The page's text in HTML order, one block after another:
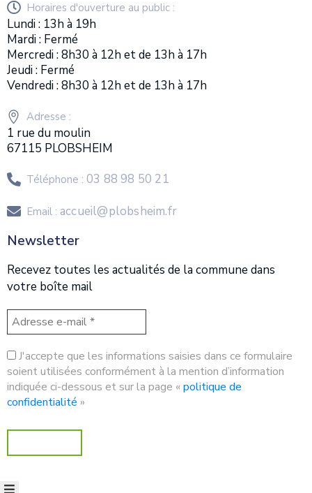
Horaires d'ouverture au public :
Lundi : 13h à 19h
Mardi : Fermé
Mercredi : 8h30 à 12h et de 13h à 17h
Jeudi : Fermé
Vendredi : 8h30 à 12h et de 13h à 17h
Adresse :
1 rue du moulin
67115 PLOBSHEIM
Téléphone : 03 88 98 50 21
Email : accueil@plobsheim.fr
Newsletter
Recevez toutes les actualités de la commune dans
votre boîte mail
J'accepte que les informations saisies dans ce formulaire
soient utilisées conformément à la mention d’information
indiquée ci-dessous et sur la page «politique de
confidentialité »